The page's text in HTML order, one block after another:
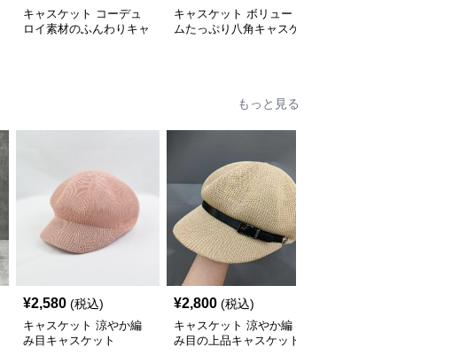
キャスケット コーデュ
ロイ素材のふんわりキャ
キャスケット ボリュー
ムたっぷり八角キャスケ
もっと見る
¥2,580 (税込)
キャスケット 涼やか編
み目キャスケット
¥2,800 (税込)
キャスケット 涼やか編
み目の上品キャスケット